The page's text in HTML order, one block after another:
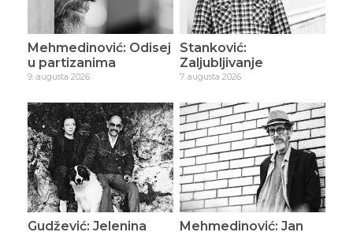
Mehmedinović: Odisej
u partizanima
9. augusta 2026.
Stanković:
Zaljubljivanje
7. augusta 2026.
Gudžević: Jelenina Mehmedinović: Jan